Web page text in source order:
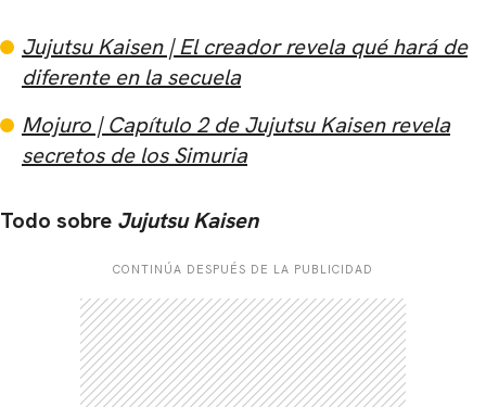
Jujutsu Kaisen | El creador revela qué hará de
diferente en la secuela
Mojuro | Capítulo 2 de Jujutsu Kaisen revela
secretos de los Simuria
Todo sobre Jujutsu Kaisen
CONTINÚA DESPUÉS DE LA PUBLICIDAD